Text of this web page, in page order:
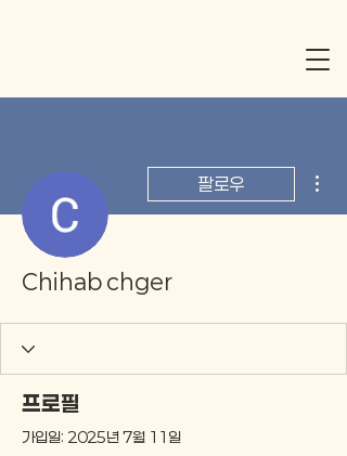
팔로우
Chihab chger
프로필
가입일: 2025년 7월 11일